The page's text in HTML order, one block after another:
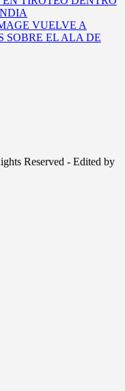
VUELVE A
SOBRE EL ALA DE
Reserved - Edited by